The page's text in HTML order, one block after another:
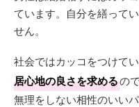
ています。自分を繕って
せん。
社会ではカッコをつけてい
居心地の良さを求めるの
無理をしない相性のいい